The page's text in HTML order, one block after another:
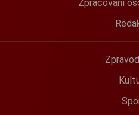
Zpracování